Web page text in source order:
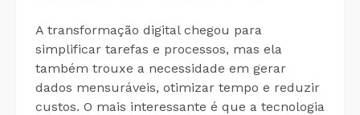
A transformação digital chegou para
simplificar tarefas e processos, mas ela
também trouxe a necessidade em gerar
dados mensuráveis, otimizar tempo e reduzir
custos. O mais interessante é que a tecnologia